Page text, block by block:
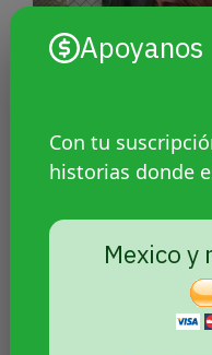
Apoyanos
Con tu
historias donde
Mexico y
Natalia
sobrevivió a
histórico en